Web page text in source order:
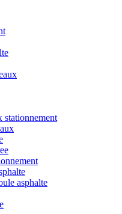
stationnement
asphalte